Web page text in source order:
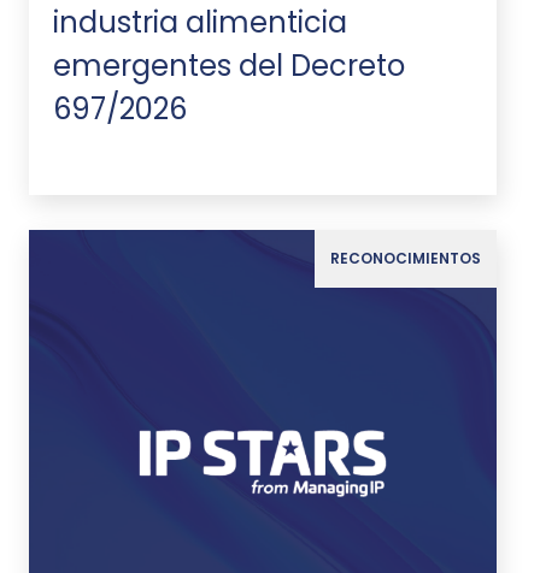
industria alimenticia
emergentes del Decreto
697/2026
RECONOCIMIENTOS